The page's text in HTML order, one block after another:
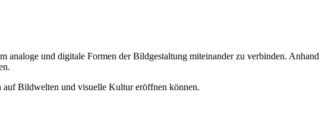
analoge und digitale Formen der Bildgestaltung miteinander zu verbinden. Anhand
auf Bildwelten und visuelle Kultur eröffnen können.